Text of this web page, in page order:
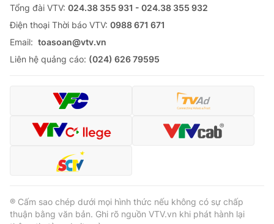
Tư vấn
Chuyên mục khác
Emagazine Podcast
Video Shorts video
VTV Money
VTV Sức khoẻ Bất động sản
Tổng đài VTV: 024.38 355 931 - 024.38 355 932
Ðiện thoại Thời báo VTV: 0988 671 671
Email: toasoan@vtv.vn
Liên hệ quảng cáo: (024) 626 79595
® Cấm sao chép dưới mọi hình thức nếu không có sự chấp
thuận bằng văn bản. Ghi rõ nguồn VTV.vn khi phát hành lại